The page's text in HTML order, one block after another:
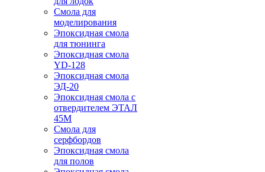
Смола для
моделирования
Эпоксидная смола
для тюнинга
Эпоксидная смола
YD-128
Эпоксидная смола
ЭД-20
Эпоксидная смола с
отвердителем ЭТАЛ
45М
Смола для
серфбордов
Эпоксидная смола
для полов